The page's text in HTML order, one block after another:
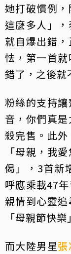
她打破慣例
這麼多人」
就自爆出錯
怯，第一首
錯了，之後就
粉絲的支持
音，你們真
殺完售。此外
「母親，我
偈」，3首新
呼應乘載47
親情到心靈
「母親節快樂
而大陸男星張